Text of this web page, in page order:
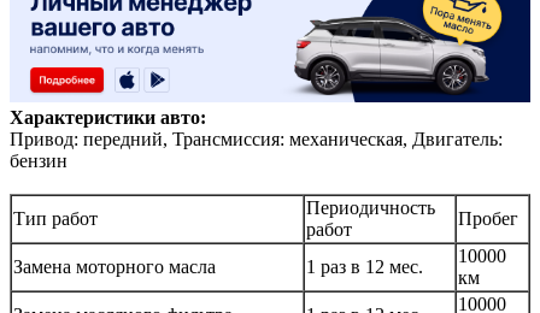
Характеристики авто:
Привод: передний, Трансмиссия: механическая, Двигатель:
бензин
Тип работ
Периодичность
работ
Пробег
Замена моторного масла 1 раз в 12 мес.
10000
км
10000